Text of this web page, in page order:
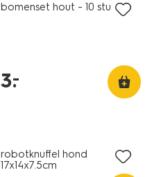
bomenset hout - 10 stuks
3.
–
robotknuffel hond
17x14x7.5cm